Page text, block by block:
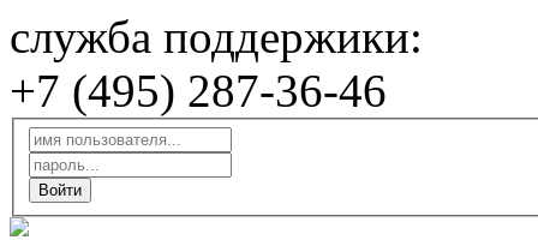
служба поддержики:
+7 (495) 287-36-46